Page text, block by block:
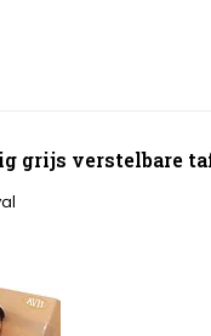
grijs verstelbare